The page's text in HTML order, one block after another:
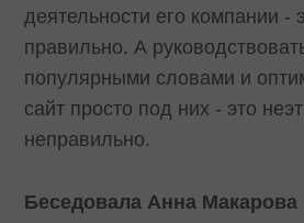
деятельности его компании -
правильно. А
популярными словами и
сайт просто под них - это
неправильно.
Беседовала Анна Макарова